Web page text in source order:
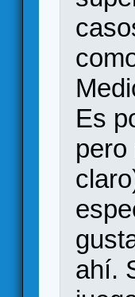
Es
pero
ahí.